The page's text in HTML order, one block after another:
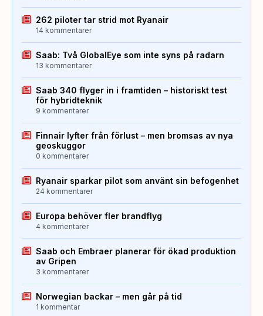
262 piloter tar strid mot Ryanair
14 kommentarer
Saab: Två GlobalEye som inte syns på radarn
13 kommentarer
Saab 340 flyger in i framtiden – historiskt test
för hybridteknik
9 kommentarer
Finnair lyfter från förlust – men bromsas av nya
geoskuggor
0 kommentarer
Ryanair sparkar pilot som använt sin befogenhet
24 kommentarer
Europa behöver fler brandflyg
4 kommentarer
Saab och Embraer planerar för ökad produktion
av Gripen
3 kommentarer
Norwegian backar – men går på tid
1 kommentar